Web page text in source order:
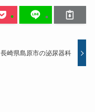
長崎県島原市の泌尿器科